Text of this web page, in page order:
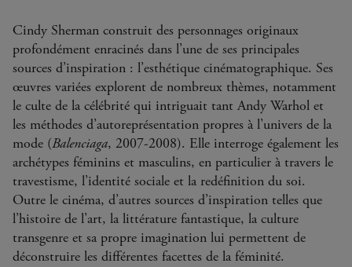
Cindy Sherman construit des personnages originaux
profondément enracinés dans l’une de ses principales
sources d’inspiration : l’esthétique cinématographique. Ses
œuvres variées explorent de nombreux thèmes, notamment
le culte de la célébrité qui intriguait tant Andy Warhol et
les méthodes d’autoreprésentation propres à l’univers de la
mode (Balenciaga, 2007-2008). Elle interroge également les
archétypes féminins et masculins, en particulier à travers le
travestisme, l’identité sociale et la redéfinition du soi.
Outre le cinéma, d’autres sources d’inspiration telles que
l’histoire de l’art, la littérature fantastique, la culture
transgenre et sa propre imagination lui permettent de
déconstruire les différentes facettes de la féminité.